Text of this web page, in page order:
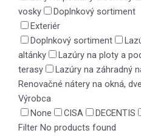
vosky
Doplnkový sortiment
Exteriér
Doplnkový sortiment
altánky
Lazúry na ploty a
terasy
Lazúry na záhradný
Renovačné nátery na okná,
Výrobca
None
CISA DECENTIS
FilterNo products found